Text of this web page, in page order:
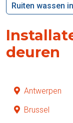
Ruiten wassen
deuren
Antwerpen
Brussel